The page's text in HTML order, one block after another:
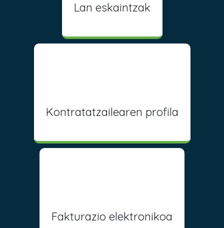
Lan eskaintzak
Kontratatzailearen profila
Fakturazio elektronikoa